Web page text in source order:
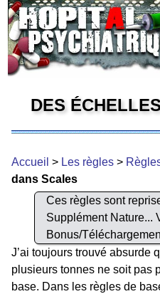
DES
Accueil > Les règles >
dans Scales
Ces règles sont
Supplément Nature...
Bonus/
J’ai toujours trouvé absurde
plusieurs tonnes ne soit pas
base. Dans les règles de